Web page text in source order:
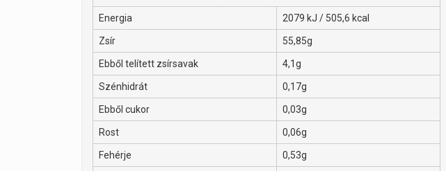
Energia 2079 kJ / 505,6 kcal
Zsír 55,85g
Ebből telített zsírsavak 4,1g
Szénhidrát 0,17g
Ebből cukor 0,03g
Rost 0,06g
Fehérje 0,53g